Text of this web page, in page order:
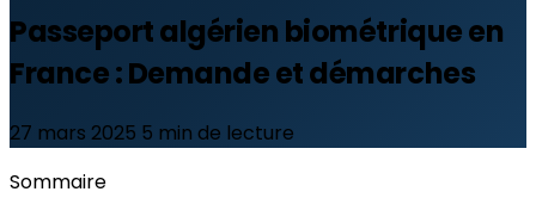
Passeport algérien biométrique en
France : Demande et démarches
27 mars 2025 5 min de lecture
Sommaire